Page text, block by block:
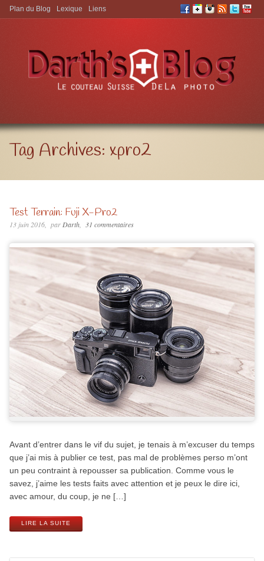
Aller à:
Plan du Blog Lexique Liens
Tag Archives: xpro2
Test Terrain: Fuji X-Pro2
13 juin 2016 parDarth 31 commentaires
Avant d’entrer dans le vif du sujet, je tenais à m’excuser du temps
que j’ai mis à publier ce test, pas mal de problèmes perso m’ont
un peu contraint à repousser sa publication. Comme vous le
savez, j’aime les tests faits avec attention et je peux le dire ici,
avec amour, du coup, je ne […]
LIRE LA SUITE